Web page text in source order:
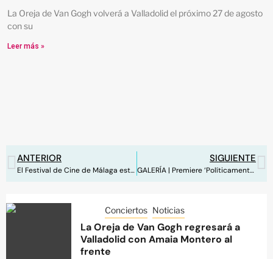
La Oreja de Van Gogh volverá a Valladolid el próximo 27 de agosto
con su
Leer más »
ANTERIOR
El Festival de Cine de Málaga está listo para iluminar el Teatro Cervantes
SIGUIENTE
GALERÍA | Premiere ‘Políticamente Incorrectos’ en Madrid
Conciertos Noticias
La Oreja de Van Gogh regresará a
Valladolid con Amaia Montero al
frente